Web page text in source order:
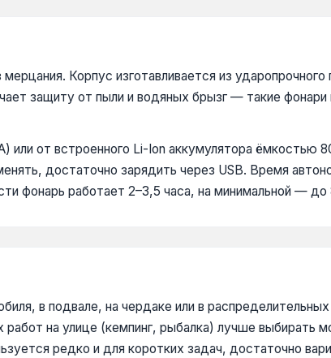
Корпус изготавливается из ударопрочного
защиту от пыли и водяных брызг — такие
или от встроенного Li-Ion аккумулятора ёмкостью
достаточно зарядить через USB. Время
фонарь работает 2–3,5 часа, на минимальной — до
в подвале, на чердаке или в
на улице (кемпинг, рыбалка) лучше выбирать
редко и для коротких задач, достаточно